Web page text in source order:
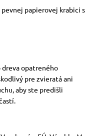
papierovej krabici s
opatreného
pre zvieratá ani
aby ste predišli